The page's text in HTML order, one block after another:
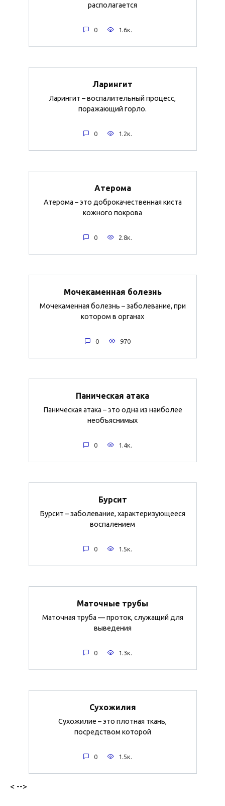
располагается
0 1.6к.
Ларингит
Ларингит – воспалительный процесс,
поражающий горло.
0 1.2к.
Атерома
Атерома – это доброкачественная киста
кожного покрова
0 2.8к.
Мочекаменная болезнь
Мочекаменная болезнь – заболевание, при
котором в органах
0 970
Паническая атака
Паническая атака – это одна из наиболее
необъяснимых
0 1.4к.
Бурсит
Бурсит – заболевание, характеризующееся
воспалением
0 1.5к.
Маточные трубы
Маточная труба — проток, служащий для
выведения
0 1.3к.
Сухожилия
Сухожилие – это плотная ткань,
посредством которой
0 1.5к.
< -->